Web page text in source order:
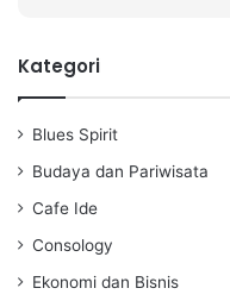
a
Kategori
Blues Spirit
Budaya dan Pariwisata
Cafe Ide
Consology
Ekonomi dan Bisnis